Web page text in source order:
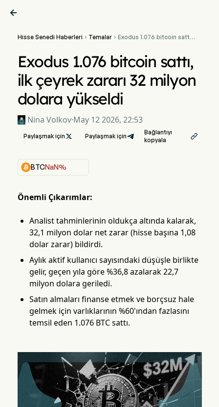

Hisse Senedi Haberleri  Temalar Exodus 1.076 bitcoin sattı,
Exodus 1.076 bitcoin sattı,
ilk çeyrek zararı 32 milyon
dolara yükseldi
Nina Volkov·May 12 2026, 22:53
Paylaşmak için  Paylaşmak için
Bağlantıyı
kopyala

BTCNaN%
Önemli Çıkarımlar:
Analist tahminlerinin oldukça altında kalarak,
32,1 milyon dolar net zarar (hisse başına 1,08
dolar zarar) bildirdi.
Aylık aktif kullanıcı sayısındaki düşüşle birlikte
gelir, geçen yıla göre %36,8 azalarak 22,7
milyon dolara geriledi.
Satın almaları finanse etmek ve borçsuz hale
gelmek için varlıklarının %60'ından fazlasını
temsil eden 1.076 BTC sattı.